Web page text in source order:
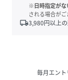
※日時指定がな
される場合が
local_shipping3,980円以上
毎月エント